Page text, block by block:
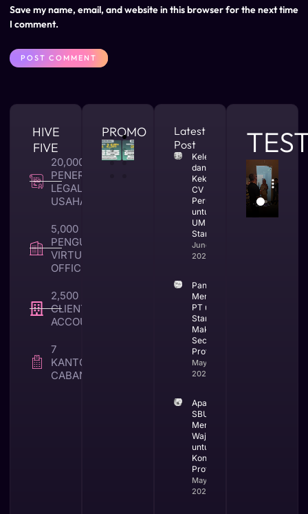
Save my name, email, and website in this browser for the next time
I comment.
HIVE
FIVE
20,000 +
PENERBITAN
LEGALITAS
USAHA
5,000 +
PENGUNA
VIRTUAL
OFFICE
2,500 +
CLIENT TAX &
ACCOUNTING
7
KANTOR
CABANG
PROMO
Latest
Post
Kelebihan
dan
Kekurangan
CV
Perusahaan
untuk
UMKM dan
Startup
June 25,
2026
Panduan
Mendirikan
PT untuk
Startup di
Makassar
Secara
Profesional
May 25,
2026
Apa itu
SBUJK dan
Mengapa
Wajib
untuk
Kontraktor
Profesional
May 19,
2026